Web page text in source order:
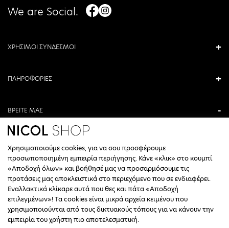
We are Social.
ΧΡΗΣΙΜΟΙ ΣΥΝΔΕΣΜΟΙ
ΠΛΗΡΟΦΟΡΙΕΣ
ΒΡΕΙΤΕ ΜΑΣ
ΑΝΤΩΝΙΟΥ ΚΑΜΑΡΑ 3, ΒΕΡΟΙΑ, ΕΛΛΑΔΑ
+30 23310 76336
ΩΡΑΡΙΟ ΤΗΛΕΦΩΝΙΚΟΥ ΚΕΝΤΡΟΥ
ΔΕΥΤΕΡΑ, ΤΕΤΑΡΤΗ: 09:00 - 14:30
ΤΡΙΤΗ, ΠΕΜΠΤΗ, ΠΑΡΑΣΚΕΥΗ: 09:30 - 14:00 & 17:30 - 21:00
ΣΑΒΒΑΤΟ: 09:30 - 14:30
Χρησιμοποιούμε cookies, για να σου προσφέρουμε
προσωποποιημένη εμπειρία περιήγησης. Κάνε «κλικ» στο κουμπί
«Αποδοχή όλων» και βοήθησέ μας να προσαρμόσουμε τις
προτάσεις μας αποκλειστικά στο περιεχόμενο που σε ενδιαφέρει.
Εναλλακτικά κλίκαρε αυτά που θες και πάτα «Αποδοχή
επιλεγμένων»! Τα cookies είναι μικρά αρχεία κειμένου που
χρησιμοποιούνται από τους δικτυακούς τόπους για να κάνουν την
εμπειρία του χρήστη πιο αποτελεσματική.